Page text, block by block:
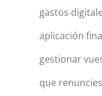
gastos
aplicación
gestionar
que